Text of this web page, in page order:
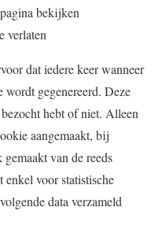
bekijken
verlaten
dat iedere keer wanneer
wordt gegenereerd. Deze
hebt of niet. Alleen
aangemaakt, bij
van de reeds
enkel voor statistische
data verzameld